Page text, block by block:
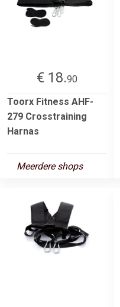
€ 18.90
Toorx Fitness AHF-
279 Crosstraining
Harnas
Meerdere shops